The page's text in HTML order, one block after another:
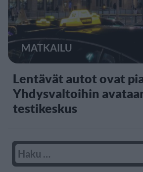
MATKAILU
Lentävät autot ovat
Yhdysvaltoihin
testikeskus